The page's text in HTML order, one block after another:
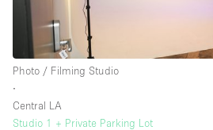
Photo / Filming Studio
∙
Central LA
Studio 1 + Private Parking Lot